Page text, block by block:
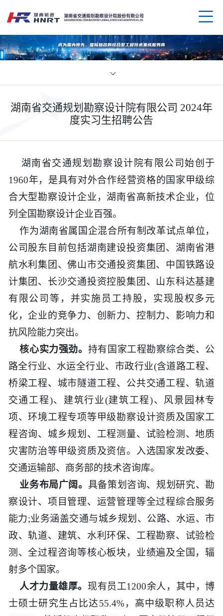
企业
领导
组织
荣誉
历史
企业
业务
规划
水运
市政
轨道
建筑
桥梁
隧道
工程
工程
试验
工程
数字
水利
水运
企业
党群
公告
时政
创新
博士
特色
知识
人才
招聘
联系
客户
湖南省交通规划勘察设计院有限公司 2024年
度实习生招聘公告
湖南省交通规划勘察设计院有限公司始创于
1960年，是具有对外合作经营资格的国家甲级综
合大型勘察设计企业，湖南省高新技术企业，位
列全国勘察设计企业百强。
作为湖南省属国企混合所有制改革试点单位，
公司股东目前包括湖南建设投资集团、湖南省港
航水利集团、佛山市交通投资集团、中国铁路设
计集团、长沙交通投资控股集团、山东科达基建
有限公司等，并实施员工持股，实现股权多元
化，企业的竞争力、创新力、控制力、影响力和
抗风险能力突出。
核心实力强劲。 持有国家工程勘察综合类、公
路全行业、水运全行业、市政行业(含道路工程、
桥梁工程、城市隧道工程、公共交通工程、轨道
交通工程)、建筑行业(建筑工程)、风景园林专
项、环境工程专项等甲级勘察设计资质及国家工
程咨询、城乡规划、工程测量、试验检测、地质
灾害防治等甲级资质及资信。入选国家发改委、
交通运输部、商务部的技术咨询库。
业务布局广阔。 具备策划咨询、规划研究、勘
察设计、项目管理、运营管理等全过程综合服务
能力;业务涵盖交通与城乡规划、公路、水运、市
政、轨道、建筑、水利环保、工程勘察、试验检
测、全过程咨询等核心板块，业绩遍及全国，辐
射多个国家。
人才力量雄厚。 现有员工1200余人，其中，博
士硕士研究生占比达55.4%，高中级职称人员达